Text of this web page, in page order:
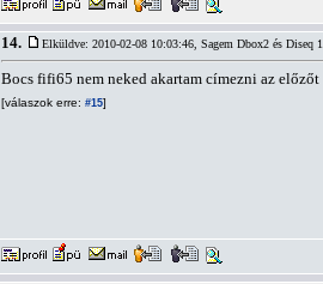
14. Elküldve: 2010-02-08 10:03:46, Sagem Dbox2 és Diseq
Bocs fifi65 nem neked akartam címezni az
[válaszok erre: #15]